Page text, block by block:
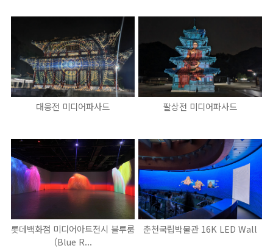
대웅전 미디어파사드 팔상전 미디어파사드
롯데백화점 미디어아트전시 블루룸
(Blue R...
춘천국립박물관 16K LED Wall